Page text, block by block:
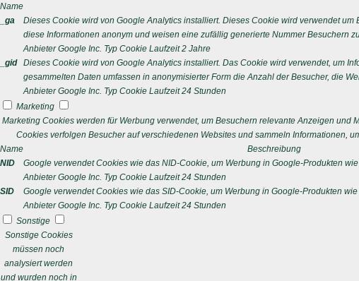
Name
_ga
Dieses Cookie wird von Google Analytics installiert. Dieses Cookie wird verwendet
diese Informationen anonym und weisen eine zufällig generierte Nummer Besuchern
Anbieter Google Inc. Typ Cookie Laufzeit 2 Jahre
_gid
Dieses Cookie wird von Google Analytics installiert. Das Cookie wird verwendet, um
gesammelten Daten umfassen in anonymisierter Form die Anzahl der Besucher, die
Anbieter Google Inc. Typ Cookie Laufzeit 24 Stunden
Marketing
Marketing Cookies werden für Werbung verwendet, um Besuchern relevante Anzeigen und
Cookies verfolgen Besucher auf verschiedenen Websites und sammeln Informationen,
Name
Beschreibung
NID
Google verwendet Cookies wie das NID-Cookie, um Werbung in Google-Produkten
Anbieter Google Inc. Typ Cookie Laufzeit 24 Stunden
SID
Google verwendet Cookies wie das SID-Cookie, um Werbung in Google-Produkten
Anbieter Google Inc. Typ Cookie Laufzeit 24 Stunden
Sonstige
Sonstige Cookies
müssen noch
analysiert werden
und wurden noch in